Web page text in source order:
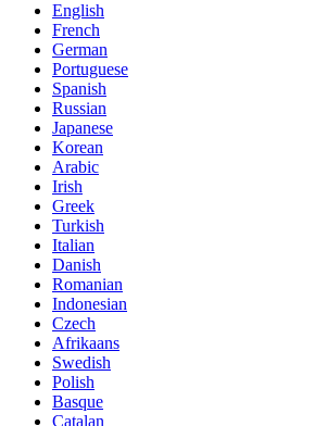
English
French
German
Portuguese
Spanish
Russian
Japanese
Korean
Arabic
Irish
Greek
Turkish
Italian
Danish
Romanian
Indonesian
Czech
Afrikaans
Swedish
Polish
Basque
Catalan